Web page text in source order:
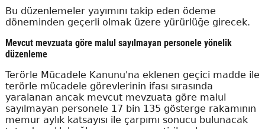
Bu düzenlemeler yayımını takip eden ödeme
döneminden geçerli olmak üzere yürürlüğe girecek.
Mevcut mevzuata göre malul sayılmayan personele yönelik
düzenleme
Terörle Mücadele Kanunu'na eklenen geçici madde ile
terörle mücadele görevlerinin ifası sırasında
yaralanan ancak mevcut mevzuata göre malul
sayılmayan personele 17 bin 135 gösterge rakamının
memur aylık katsayısı ile çarpımı sonucu bulunacak